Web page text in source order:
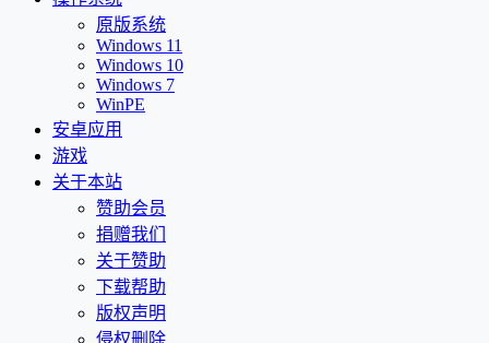
原版系统
Windows 11
Windows 10
Windows 7
WinPE
安卓应用
游戏
关于本站
赞助会员
捐赠我们
关于赞助
下载帮助
版权声明
侵权删除